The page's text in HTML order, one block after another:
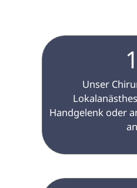
1
Handgelenk oder
an